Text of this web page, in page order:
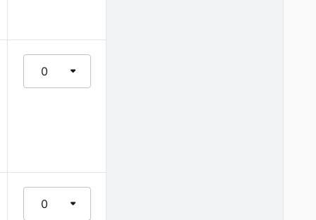
0
0